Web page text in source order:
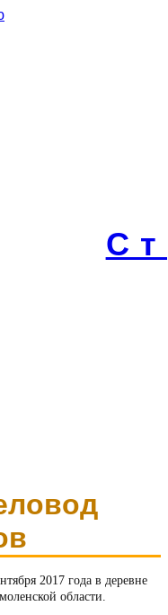
2017 года в деревне
области.